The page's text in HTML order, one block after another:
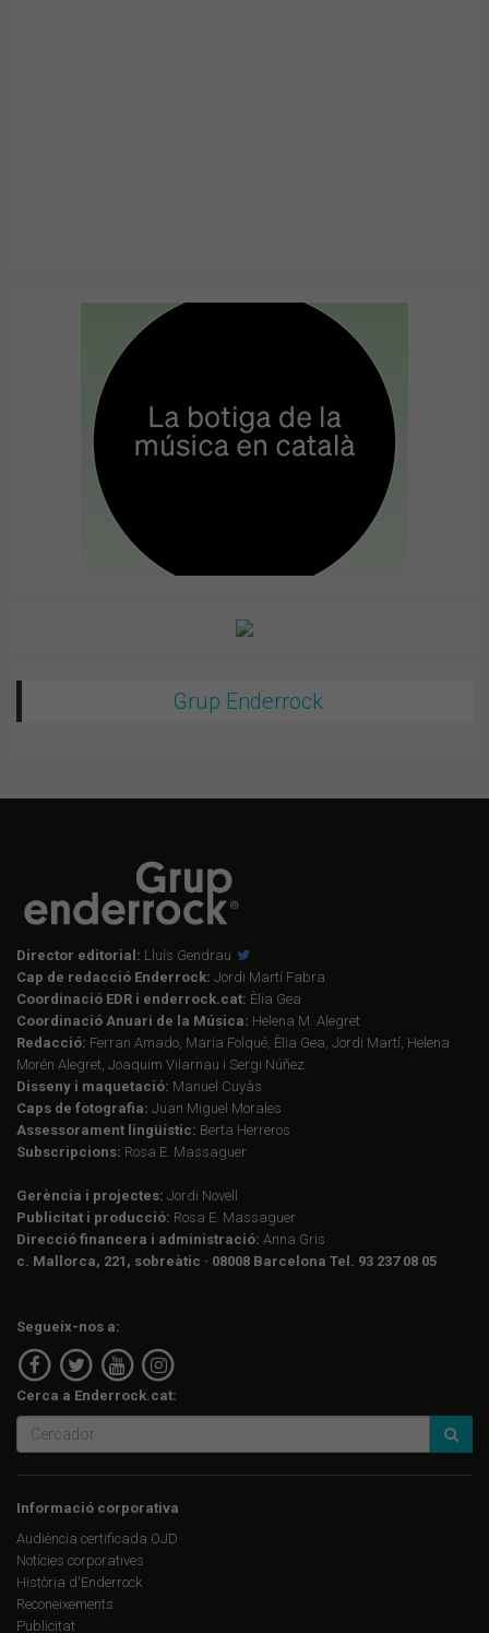
Grup Enderrock
Director editorial: Lluís Gendrau
Cap de redacció Enderrock: Jordi Martí Fabra
Coordinació EDR i enderrock.cat: Èlia Gea
Coordinació Anuari de la Música: Helena M. Alegret
Redacció: Ferran Amado, Maria Folqué, Èlia Gea, Jordi Martí, Helena
Morén Alegret, Joaquim Vilarnau i Sergi Núñez
Disseny i maquetació: Manuel Cuyàs
Caps de fotografia: Juan Miguel Morales
Assessorament lingüístic: Berta Herreros
Subscripcions: Rosa E. Massaguer
Gerència i projectes: Jordi Novell
Publicitat i producció: Rosa E. Massaguer
Direcció financera i administració: Anna Gris
c. Mallorca, 221, sobreàtic · 08008 Barcelona Tel. 93 237 08 05
Segueix-nos a:
Cerca a Enderrock.cat:
Informació corporativa
Audiència certificada OJD
Notícies corporatives
Història d'Enderrock
Reconeixements
Publicitat